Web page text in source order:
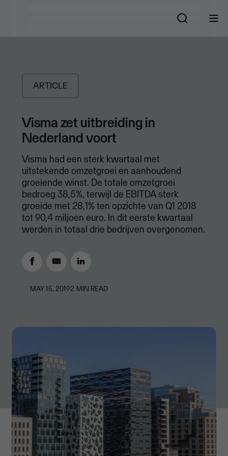
ARTICLE
Visma zet uitbreiding in
Nederland voort
Visma had een sterk kwartaal met
uitstekende omzetgroei en aanhoudend
groeiende winst. De totale omzetgroei
bedroeg 38,5%, terwijl de EBITDA sterk
groeide met 28,1% ten opzichte van Q1 2018
tot 90,4 miljoen euro. In dit eerste kwartaal
werden in totaal drie bedrijven overgenomen.
MAY 15, 20192 MIN READ